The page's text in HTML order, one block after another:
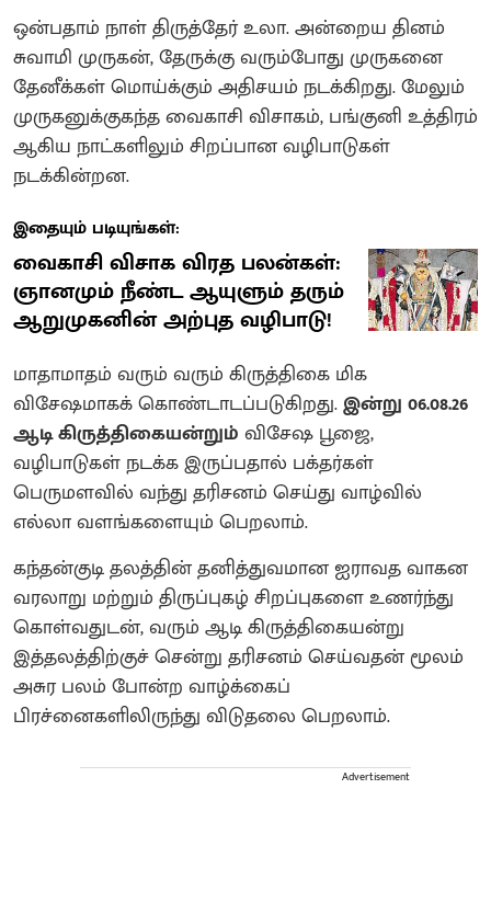
ஒன்பதாம் நாள் திருத்தேர் உலா. அன்றைய தினம்
சுவாமி முருகன், தேருக்கு வரும்போது முருகனை
தேனீக்கள் மொய்க்கும் அதிசயம் நடக்கிறது. மேலும்
முருகனுக்குகந்த வைகாசி விசாகம், பங்குனி உத்திரம்
ஆகிய நாட்களிலும் சிறப்பான வழிபாடுகள்
நடக்கின்றன.
இதையும் படியுங்கள்:
வைகாசி விசாக விரத பலன்கள்:
ஞானமும் நீண்ட ஆயுளும் தரும்
ஆறுமுகனின் அற்புத வழிபாடு!
மாதாமாதம் வரும் வரும் கிருத்திகை மிக
விசேஷமாகக் கொண்டாடப்படுகிறது.இன்று 06.08.26
ஆடி கிருத்திகையன்றும் விசேஷ பூஜை,
வழிபாடுகள் நடக்க இருப்பதால் பக்தர்கள்
பெருமளவில் வந்து தரிசனம் செய்து வாழ்வில்
எல்லா வளங்களையும் பெறலாம்.
கந்தன்குடி தலத்தின் தனித்துவமான ஐராவத வாகன
வரலாறு மற்றும் திருப்புகழ் சிறப்புகளை உணர்ந்து
கொள்வதுடன், வரும் ஆடி கிருத்திகையன்று
இத்தலத்திற்குச் சென்று தரிசனம் செய்வதன் மூலம்
அசுர பலம் போன்ற வாழ்க்கைப்
பிரச்னைகளிலிருந்து விடுதலை பெறலாம்.
Advertisement